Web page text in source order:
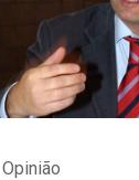
Opinião